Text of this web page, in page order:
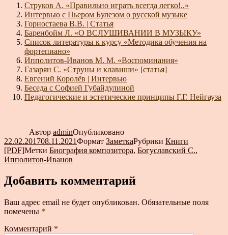
Струков А. «Правильно играть всегда легко!..»
Интервью с Пьером Булезом о русской музыке
Горностаева В.В. | Статья
Баренбойм Л. «О ВСЛУШИВАНИИ В МУЗЫКУ»
Список литературы к курсу «Методика обучения на
фортепиано»
Ипполитов-Иванов М. М. «Воспоминания»
Газарян С. «Струны и клавиши» [статья]
Евгений Королёв | Интервью
Беседа с Софией Губайдулиной
Педагогические и эстетические принципы Г.Г. Нейгауза
Автор adminОпубликовано
22.02.201708.11.2021Формат ЗаметкаРубрики Книги
[PDF]Метки Биография композитора, Богуславский С.,
Ипполитов-Иванов
Добавить комментарий
Ваш адрес email не будет опубликован. Обязательные поля
помечены *
Комментарий *